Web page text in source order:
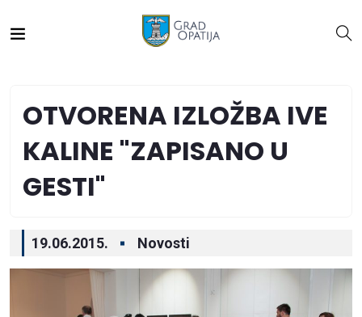
OTVORENA IZLOŽBA IVE
KALINE "ZAPISANO U
GESTI"
19.06.2015. Novosti